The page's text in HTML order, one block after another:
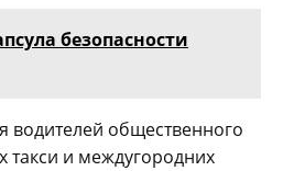
безопасности
водителей общественного
такси и междугородних